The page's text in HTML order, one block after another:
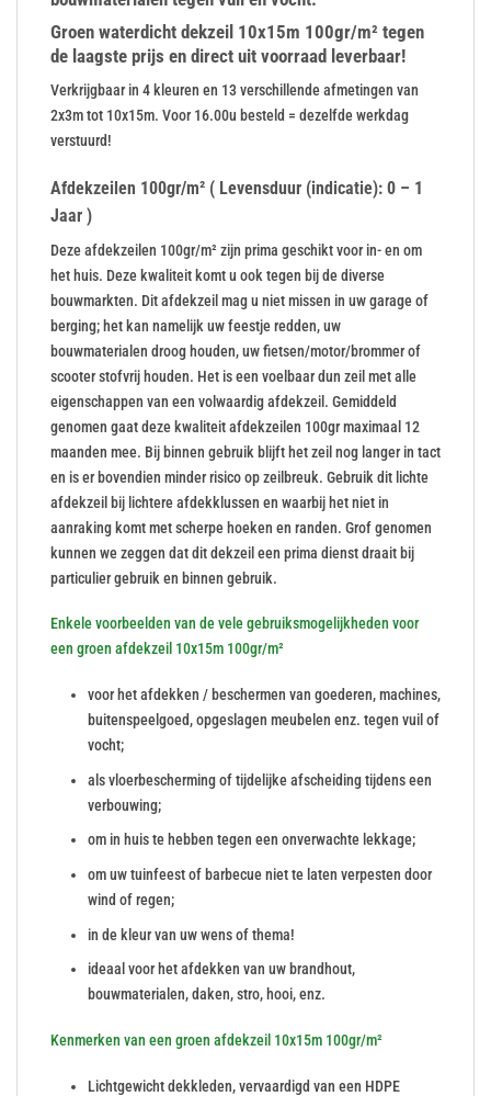
Groen waterdicht dekzeil 10x15m 100gr/m² tegen
de laagste prijs en direct uit voorraad leverbaar!
Verkrijgbaar in 4 kleuren en 13 verschillende afmetingen van
2x3m tot 10x15m. Voor 16.00u besteld = dezelfde werkdag
verstuurd!
Afdekzeilen 100gr/m² ( Levensduur (indicatie): 0 – 1
Jaar )
Deze afdekzeilen 100gr/m² zijn prima geschikt voor in- en om
het huis. Deze kwaliteit komt u ook tegen bij de diverse
bouwmarkten. Dit afdekzeil mag u niet missen in uw garage of
berging; het kan namelijk uw feestje redden, uw
bouwmaterialen droog houden, uw fietsen/motor/brommer of
scooter stofvrij houden. Het is een voelbaar dun zeil met alle
eigenschappen van een volwaardig afdekzeil. Gemiddeld
genomen gaat deze kwaliteit afdekzeilen 100gr maximaal 12
maanden mee. Bij binnen gebruik blijft het zeil nog langer in tact
en is er bovendien minder risico op zeilbreuk. Gebruik dit lichte
afdekzeil bij lichtere afdekklussen en waarbij het niet in
aanraking komt met scherpe hoeken en randen. Grof genomen
kunnen we zeggen dat dit dekzeil een prima dienst draait bij
particulier gebruik en binnen gebruik.
Enkele voorbeelden van de vele gebruiksmogelijkheden voor
een groen afdekzeil 10x15m 100gr/m²
voor het afdekken / beschermen van goederen, machines,
buitenspeelgoed, opgeslagen meubelen enz. tegen vuil of
vocht;
als vloerbescherming of tijdelijke afscheiding tijdens een
verbouwing;
om in huis te hebben tegen een onverwachte lekkage;
om uw tuinfeest of barbecue niet te laten verpesten door
wind of regen;
in de kleur van uw wens of thema!
ideaal voor het afdekken van uw brandhout,
bouwmaterialen, daken, stro, hooi, enz.
Kenmerken van een groen afdekzeil 10x15m 100gr/m²
Lichtgewicht dekkleden, vervaardigd van een HDPE